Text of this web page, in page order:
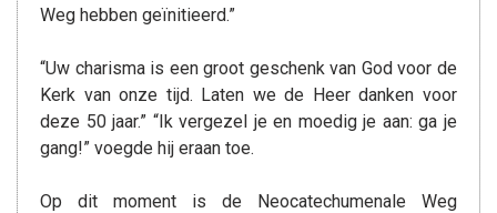
Weg hebben geïnitieerd.”
“Uw charisma is een groot geschenk van God voor de
Kerk van onze tijd. Laten we de Heer danken voor
deze 50 jaar.” “Ik vergezel je en moedig je aan: ga je
gang!” voegde hij eraan toe.
Op dit moment is de Neocatechumenale Weg